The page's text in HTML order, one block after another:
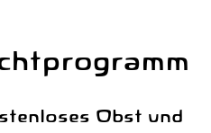
Obst und